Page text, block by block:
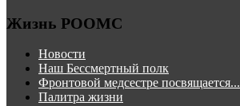
Жизнь РООМС
Новости
Наш Бессмертный полк
Фронтовой медсестре посвящается...
Палитра жизни